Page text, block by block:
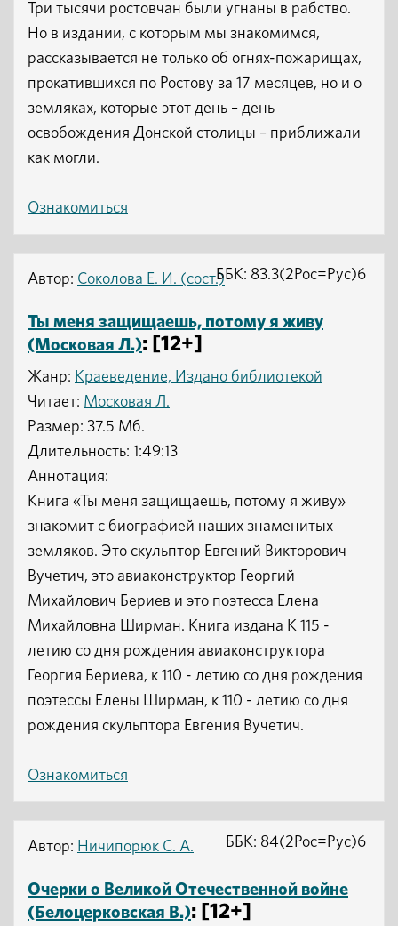
Три тысячи ростовчан были угнаны в рабство.
Но в издании, с которым мы знакомимся,
рассказывается не только об огнях-пожарищах,
прокатившихся по Ростову за 17 месяцев, но и о
земляках, которые этот день – день
освобождения Донской столицы – приближали
как могли.
Ознакомиться
Автор: Соколова Е. И. (сост.)
Ты меня защищаешь, потому я живу
(Московая Л.): [12+]
Жанр: Краеведение, Издано библиотекой
Читает: Московая Л.
ББК: 83.3(2Рос=Рус)6
Размер: 37.5 Мб.
Длительность: 1:49:13
Аннотация:
Книга «Ты меня защищаешь, потому я живу»
знакомит с биографией наших знаменитых
земляков. Это скульптор Евгений Викторович
Вучетич, это авиаконструктор Георгий
Михайлович Бериев и это поэтесса Елена
Михайловна Ширман. Книга издана К 115 -
летию со дня рождения авиаконструктора
Георгия Бериева, к 110 - летию со дня рождения
поэтессы Елены Ширман, к 110 - летию со дня
рождения скульптора Евгения Вучетич.
Ознакомиться
Автор: Ничипорюк С. А.
Очерки о Великой Отечественной войне
(Белоцерковская В.): [12+]
ББК: 84(2Рос=Рус)6